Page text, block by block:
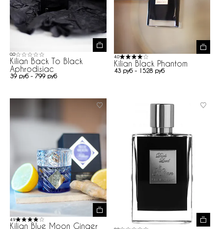
0.0
Kilian Back To Black
Aphrodisiac
39 руб - 799 руб
4.0
Kilian Black Phantom
43 руб - 1528 руб
4.9
Kilian Blue Moon Ginger